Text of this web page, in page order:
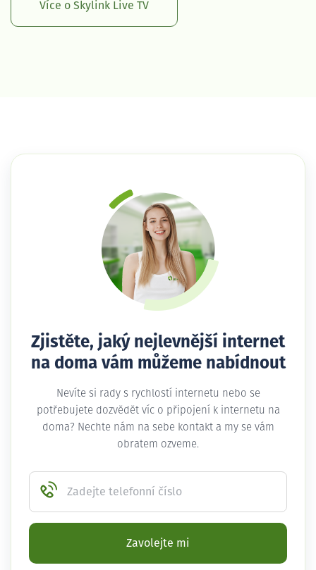
Více o Skylink Live TV
Zjistěte, jaký nejlevnější internet
na doma vám můžeme nabídnout
Nevíte si rady s rychlostí internetu nebo se
potřebujete dozvědět víc o připojení k internetu na
doma? Nechte nám na sebe kontakt a my se vám
obratem ozveme.
Zadejte telefonní číslo
Zavolejte mi